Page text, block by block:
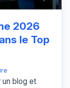
2026
le Top
un blog et